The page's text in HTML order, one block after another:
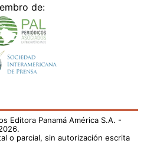
de:
Editora Panamá América S.A. -
o parcial, sin autorización escrita